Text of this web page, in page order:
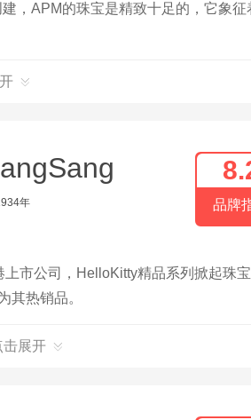
，APM的珠宝是精致十足的，它象征
年 品牌
市公司，HelloKitty精品系列掀起珠
其热销品。
击展开